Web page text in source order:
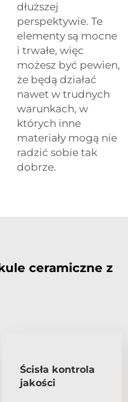
dłuższej
perspektywie. Te
elementy są mocne
i trwałe, więc
możesz być pewien,
że będą działać
nawet w trudnych
warunkach, w
których inne
materiały mogą nie
radzić sobie tak
dobrze.
ceramiczne z
Ścisła kontrola
jakości